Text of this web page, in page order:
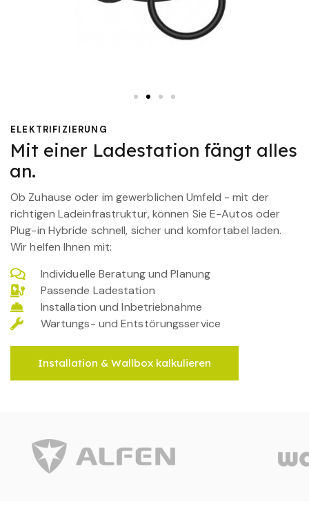
ELEKTRIFIZIERUNG
Mit einer Ladestation fängt alles
an.
Ob Zuhause oder im gewerblichen Umfeld - mit der
richtigen Ladeinfrastruktur, können Sie E-Autos oder
Plug-in Hybride schnell, sicher und komfortabel laden.
Wir helfen Ihnen mit:
Individuelle Beratung und Planung
Passende Ladestation
Installation und Inbetriebnahme
Wartungs- und Entstörungsservice
Installation & Wallbox kalkulieren